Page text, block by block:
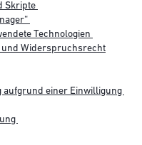
Skripte
Technologien
und Widerspruchsrecht
einer Einwilligung